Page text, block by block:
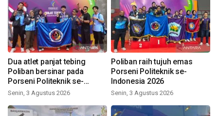
Dua atlet panjat tebing
Poliban bersinar pada
Porseni Politeknik se-
Indonesia 2026
Senin, 3 Agustus 2026
Poliban raih tujuh emas
Porseni Politeknik se-
Indonesia 2026
Senin, 3 Agustus 2026